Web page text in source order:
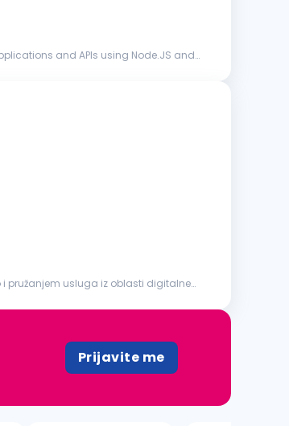
and APIs using Node.JS and
pružanjem usluga iz oblasti digitalne
Prijavite me